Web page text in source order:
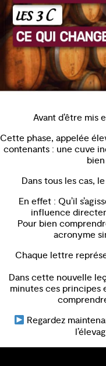
Avant d’être mis
Cette phase, appelée
contenants : une cuve
Dans tous les cas,
En effet : Qu’il
influence
Pour bien
acronyme
Chaque lettre
Dans cette nouvelle
minutes ces principes
Regardez